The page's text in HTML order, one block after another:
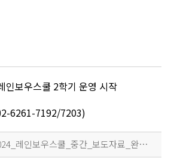
보우스쿨 2학기 운영 시작
6261-7192/7203)
레인보우스쿨_중간_보도자료_완